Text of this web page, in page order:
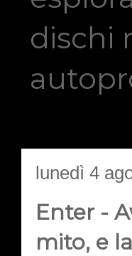
dischi
lunedì 4
Enter -
mito, e